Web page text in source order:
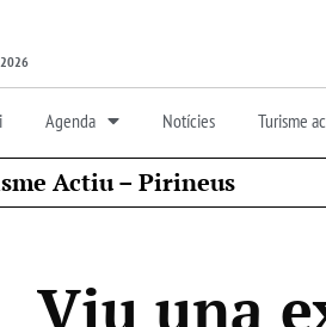
2026
Agenda Notícies Turisme
Actiu – Pirineus
Viu una